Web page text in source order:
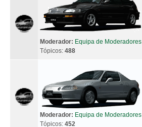
Moderador: Equipa de Moderadores
Tópicos: 488
Moderador: Equipa de Moderadores
Tópicos: 452